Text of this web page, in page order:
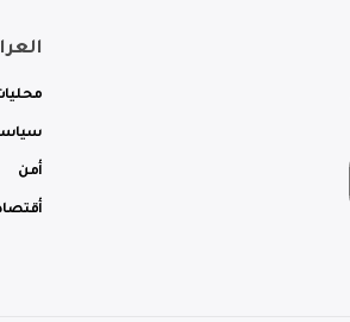
أمن